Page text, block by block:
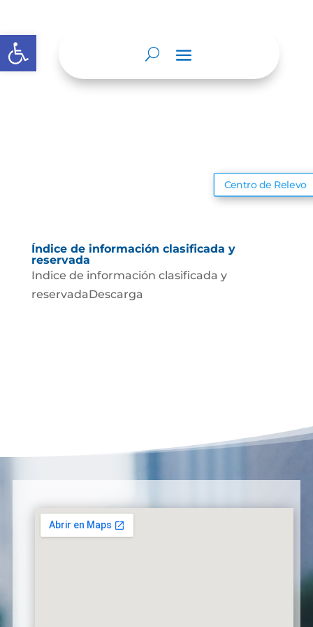
Abrir barra de herramientas
Centro de Relevo
Índice de información clasificada y
reservada
Indice de información clasificada y
reservadaDescarga